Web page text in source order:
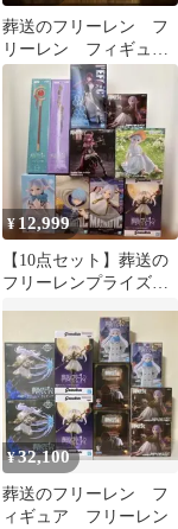
葬送のフリーレン フ
リーレン フィギュ
ア 5点セット
¥12,999
【10点セット】葬送の
フリーレンプライズフ
¥32,100
葬送のフリーレン フ
ィギュア フリーレン